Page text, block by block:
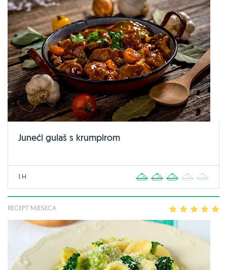
Juneći gulaš s krumpirom
1 H 2 3 4
RECEPT MJESECA 2 3 4